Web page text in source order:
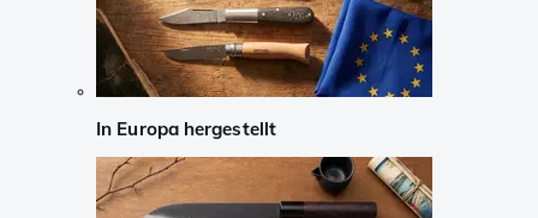
In Europa hergestellt